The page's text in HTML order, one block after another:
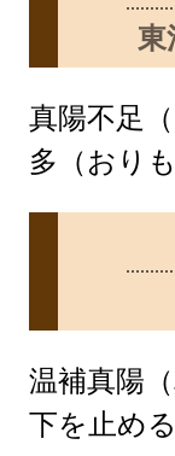
東
真陽不足
多（おり
温補真陽
下を止める